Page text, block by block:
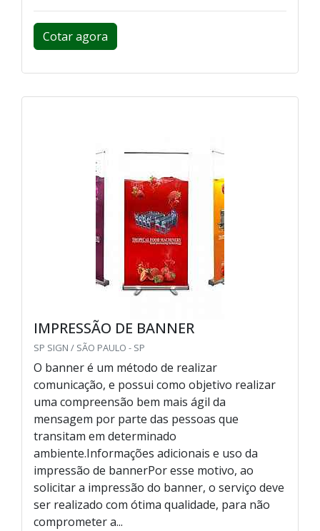
Cotar agora
IMPRESSÃO DE BANNER
SP SIGN / SÃO PAULO - SP
O banner é um método de realizar
comunicação, e possui como objetivo realizar
uma compreensão bem mais ágil da
mensagem por parte das pessoas que
transitam em determinado
ambiente.Informações adicionais e uso da
impressão de bannerPor esse motivo, ao
solicitar a impressão do banner, o serviço deve
ser realizado com ótima qualidade, para não
comprometer a...